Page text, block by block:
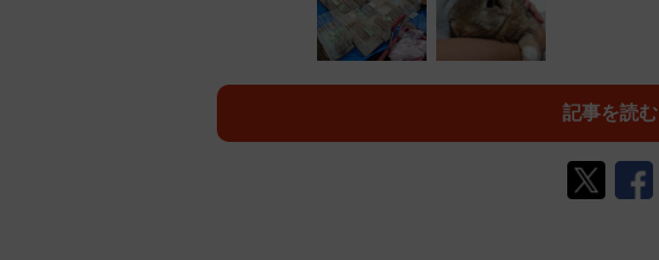
記事を読む